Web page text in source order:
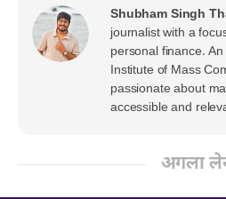
Shubham Singh
journalist with a
personal finance.
Institute of Mass
passionate about
accessible and
अगला